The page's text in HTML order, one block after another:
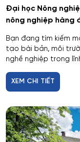
Hiệu suất tổ hợp
Hoạt động thực thi
Hoạt động văn hóa
Hàng không dẫn
Hành chính công
Đại học Nông
nông nghiệp hàng
Bạn đang tìm kiếm
tạo bài bản, môi
nghề nghiệp trong
XEM CHI TIẾT